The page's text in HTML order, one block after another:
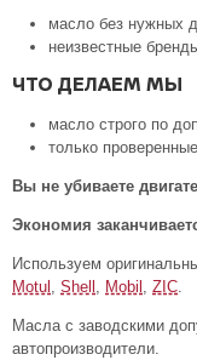
масло без нужных
неизвестные
ЧТО ДЕЛАЕМ МЫ
масло строго по
только
Вы не убиваете
Экономия
Используем
Motul , Shell , Mobil , ZIC.
Масла с заводскими
автопроизводители.